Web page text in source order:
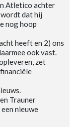
Atletico achter
wordt dat hij
nog hoop
heeft en 2) ons
ook vast.
zet
Trauner
nieuwe